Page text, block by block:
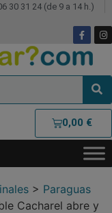
30 31 24 (de 9 a 14 h.)
0,00 €
> Paraguas
Cacharel abre y